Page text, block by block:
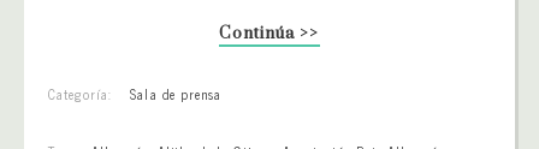
Continúa >>
Categoría: Sala de prensa